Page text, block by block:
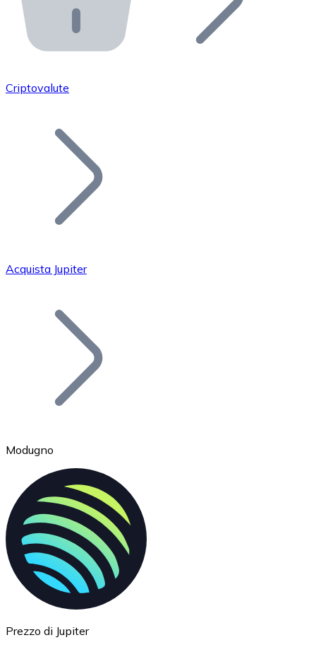
API Bitnovo
Integra la nostra API nel tuo ecosistema.
Unisciti alla nostra rete di rivenditori e
Aggiungi il token del tuo progetto al nostro servizio di
Bitcoin
Ethereum
ETH
Criptovalute
Acquista Jupiter
Modugno
Prezzo di Jupiter